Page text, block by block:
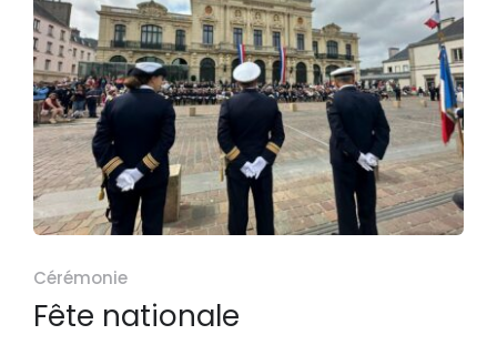
Cérémonie
Fête nationale